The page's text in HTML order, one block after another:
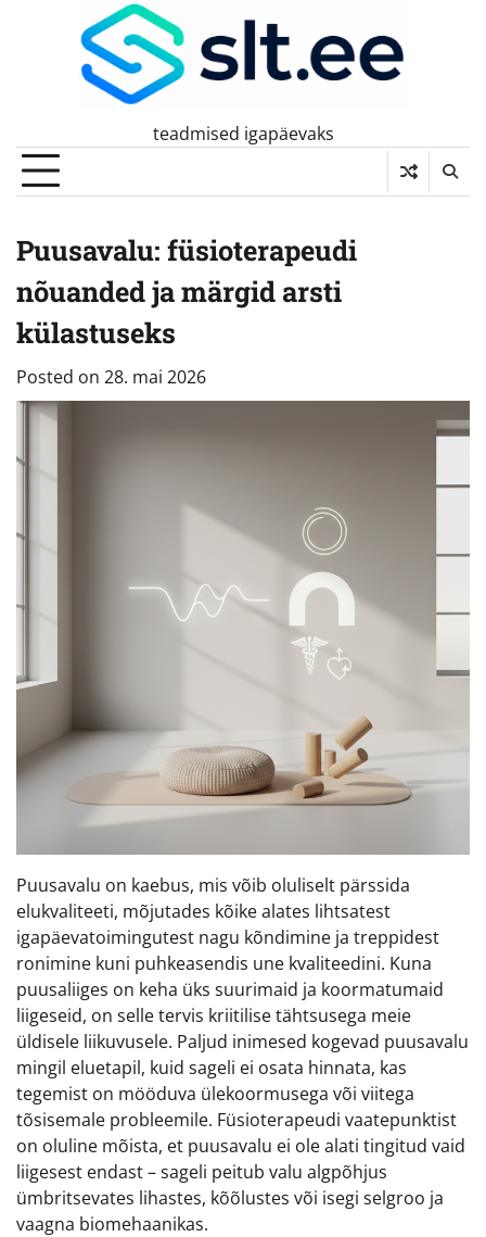
teadmised igapäevaks
Puusavalu: füsioterapeudi
nõuanded ja märgid arsti
külastuseks
Posted on 28. mai 2026
Puusavalu on kaebus, mis võib oluliselt pärssida
elukvaliteeti, mõjutades kõike alates lihtsatest
igapäevatoimingutest nagu kõndimine ja treppidest
ronimine kuni puhkeasendis une kvaliteedini. Kuna
puusaliiges on keha üks suurimaid ja koormatumaid
liigeseid, on selle tervis kriitilise tähtsusega meie
üldisele liikuvusele. Paljud inimesed kogevad puusavalu
mingil eluetapil, kuid sageli ei osata hinnata, kas
tegemist on mööduva ülekoormusega või viitega
tõsisemale probleemile. Füsioterapeudi vaatepunktist
on oluline mõista, et puusavalu ei ole alati tingitud vaid
liigesest endast – sageli peitub valu algpõhjus
ümbritsevates lihastes, kõõlustes või isegi selgroo ja
vaagna biomehaanikas.